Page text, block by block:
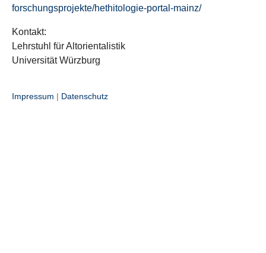
forschungsprojekte/hethitologie-portal-mainz/
Kontakt:
Lehrstuhl für Altorientalistik
Universität Würzburg
Impressum | Datenschutz